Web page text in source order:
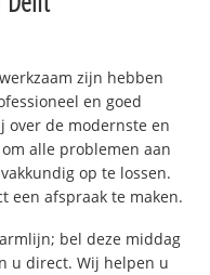
zijn hebben
en goed
over de modernste en
alle problemen aan
op te lossen.
een afspraak te maken.
bel deze middag
u direct. Wij helpen u